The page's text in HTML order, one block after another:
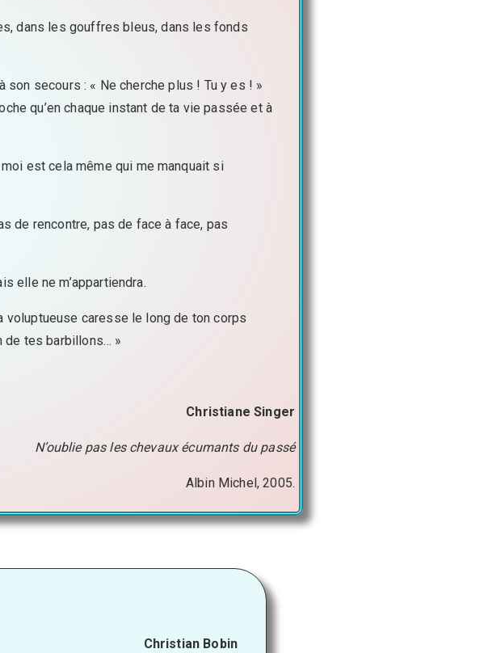
dans les gouffres bleus, dans les fonds
son secours : « Ne cherche plus ! Tu y es ! »
qu’en chaque instant de ta vie passée et à
est cela même qui me manquait si
de rencontre, pas de face à face, pas
elle ne m’appartiendra.
voluptueuse caresse le long de ton corps
de tes barbillons… »
Christiane Singer
N’oublie pas les chevaux écumants du passé
Albin Michel, 2005.
Christian Bobin